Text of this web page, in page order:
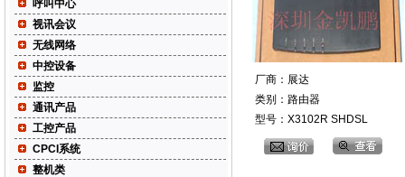
呼叫中心
视讯会议
无线网络
中控设备
监控
通讯产品
工控产品
CPCI系统
整机类
厂商：展达
类别：路由器
型号：X3102R SHDSL